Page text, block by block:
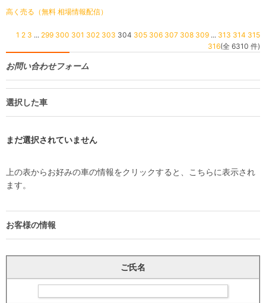
高く売る（無料 相場情報配信）
1 2 3 ... 299 300 301 302 303 304 305 306 307 308 309 ... 313 314 315
316(全 6310 件)
お問い合わせフォーム
選択した車
まだ選択されていません
上の表からお好みの車の情報をクリックすると、こちらに表示され
ます。
お客様の情報
ご氏名